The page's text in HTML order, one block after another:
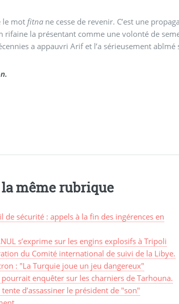
le motfitna ne cesse de revenir. C’est une
rifaine la présentant comme une volonté de
a appauvri Arif et l’a sérieusement
la même rubrique
de sécurité : appels à la fin des ingérences en
s’exprime sur les engins explosifs à Tripoli
du Comité international de suivi de la Libye.
: "La Turquie joue un jeu dangereux"
pourrait enquêter sur les charniers de Tarhouna.
d’assassiner le président de "son"